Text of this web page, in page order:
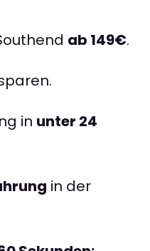
ab 149€.
in unter 24
in der